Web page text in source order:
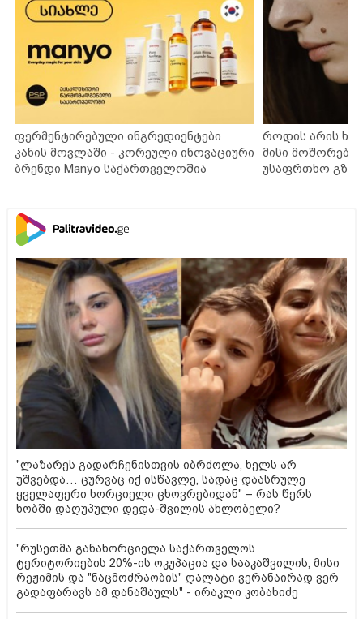
ფერმენტირებული ინგრედიენტები
კანის მოვლაში - კორეული ინოვაციური
ბრენდი Manyo საქართველოშია
როდის არის
მისი
უსაფრთხო
"ლაზარეს გადარჩენისთვის იბრძოლა, ხელს არ
უშვებდა… ცურვაც იქ ისწავლე, სადაც დაასრულე
ყველაფერი ხორციელი ცხოვრებიდან" – რას წერს
ხობში დაღუპული დედა-შვილის ახლობელი?
"რუსეთმა განახორციელა საქართველოს
ტერიტორიების 20%-ის ოკუპაცია და სააკაშვილის, მისი
რეჟიმის და "ნაცმოძრაობის" ღალატი ვერანაირად ვერ
გადაფარავს ამ დანაშაულს" - ირაკლი კობახიძე